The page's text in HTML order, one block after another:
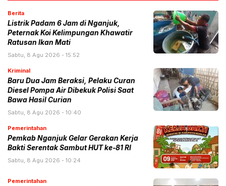
Berita
Listrik Padam 6 Jam di Nganjuk,
Peternak Koi Kelimpungan Khawatir
Ratusan Ikan Mati
Sabtu, 8 Agu 2026 - 15:52
Kriminal
Baru Dua Jam Beraksi, Pelaku Curan
Diesel Pompa Air Dibekuk Polisi Saat
Bawa Hasil Curian
Sabtu, 8 Agu 2026 - 10:40
Pemerintahan
Pemkab Nganjuk Gelar Gerakan Kerja
Bakti Serentak Sambut HUT ke-81 RI
Sabtu, 8 Agu 2026 - 10:24
Pemerintahan